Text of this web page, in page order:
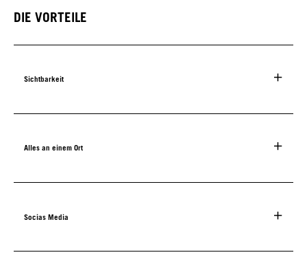
DIE VORTEILE
Sichtbarkeit
Alles an einem Ort
Socias Media